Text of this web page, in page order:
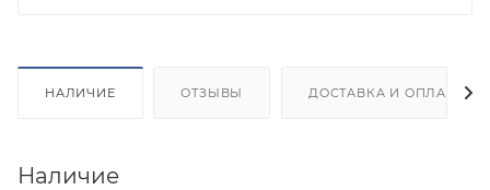
НАЛИЧИЕ ОТЗЫВЫ ДОСТАВКА И ОПЛАТА
Наличие